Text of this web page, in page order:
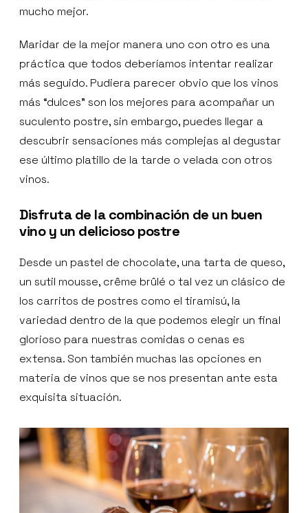
mucho mejor.
Maridar de la mejor manera uno con otro es una
práctica que todos deberíamos intentar realizar
más seguido. Pudiera parecer obvio que los vinos
más “dulces” son los mejores para acompañar un
suculento postre, sin embargo, puedes llegar a
descubrir sensaciones más complejas al degustar
ese último platillo de la tarde o velada con otros
vinos.
Disfruta de la combinación de un buen
vino y un delicioso postre
Desde un pastel de chocolate, una tarta de queso,
un sutil mousse, crême brûlé o tal vez un clásico de
los carritos de postres como el tiramisú, la
variedad dentro de la que podemos elegir un final
glorioso para nuestras comidas o cenas es
extensa. Son también muchas las opciones en
materia de vinos que se nos presentan ante esta
exquisita situación.